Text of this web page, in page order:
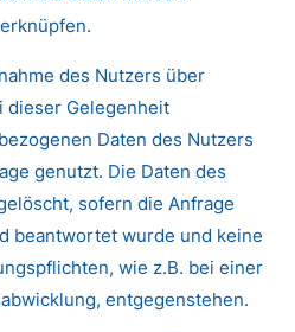
des Nutzers über
dieser Gelegenheit
Daten des Nutzers
genutzt. Die Daten des
sofern die Anfrage
beantwortet wurde und keine
wie z.B. bei einer
entgegenstehen.